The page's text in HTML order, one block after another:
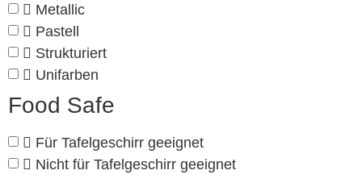
Metallic
Pastell
Strukturiert
Unifarben
Food Safe
Für Tafelgeschirr geeignet
Nicht für Tafelgeschirr geeignet